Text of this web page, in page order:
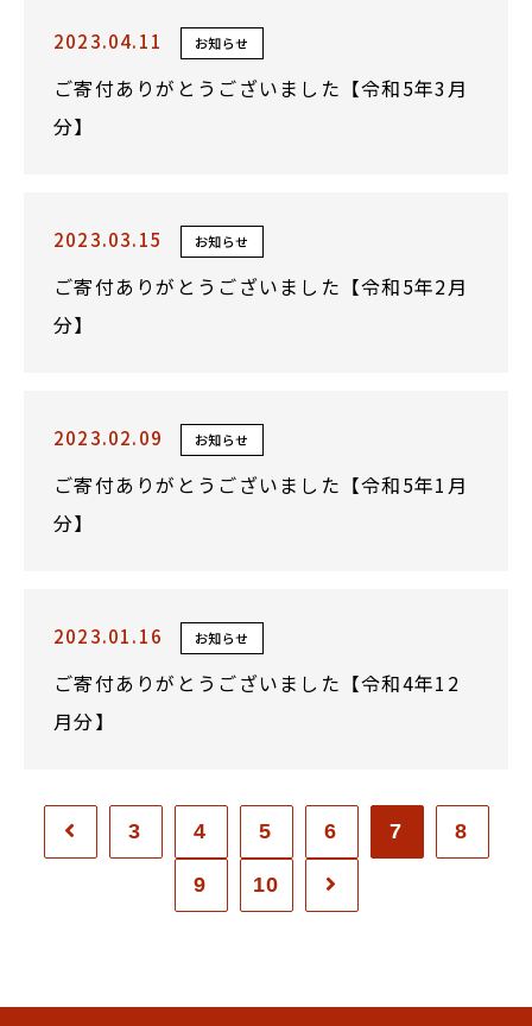
2023.04.11 お知らせ
ご寄付ありがとうございました【令和5年3月
分】
2023.03.15 お知らせ
ご寄付ありがとうございました【令和5年2月
分】
2023.02.09 お知らせ
ご寄付ありがとうございました【令和5年1月
分】
2023.01.16 お知らせ
ご寄付ありがとうございました【令和4年12
月分】
3 4 5 6 7 8
9 10